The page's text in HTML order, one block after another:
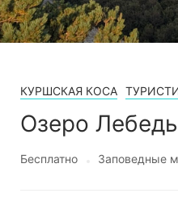
КУРШСКАЯ КОСА
Озеро Лебедь
Бесплатно Заповедные